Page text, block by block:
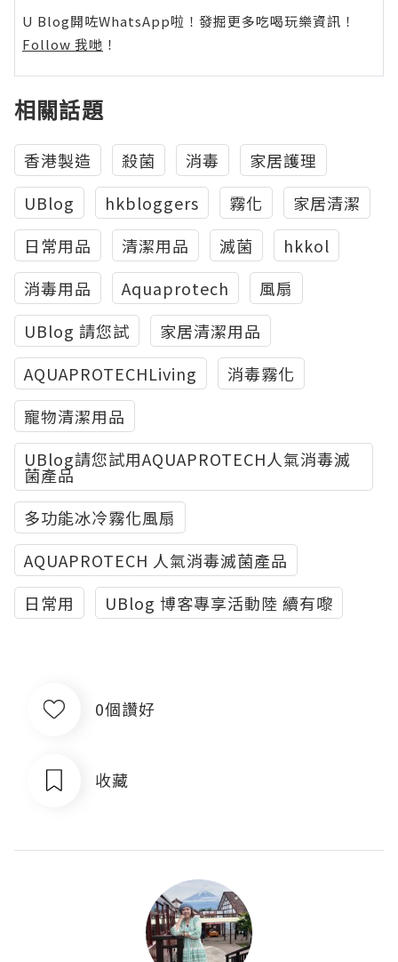
U Blog開咗WhatsApp啦！發掘更多吃喝玩樂資訊！
Follow 我哋 ！
相關話題
香港製造 殺菌 消毒
家居護理
UBlog
hkbloggers 霧化
家居清潔
日常用品
清潔用品 滅菌
hkkol
消毒用品
Aquaprotech
風扇
UBlog 請您試
家居清潔用品
AQUAPROTECHLiving
消毒霧化
寵物清潔用品
UBlog請您試用AQUAPROTECH人氣消毒滅
菌產品
多功能冰冷霧化風扇
AQUAPROTECH 人氣消毒滅菌產品
日常用
UBlog 博客專享活動陸 續有嚟
0個讚好
收藏